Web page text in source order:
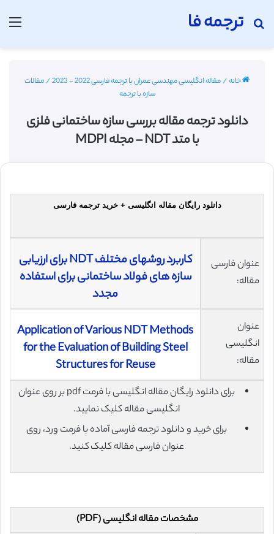
ترجمه فا
جستجو برای
خانه/مقاله انگلیسی مهندسی عمران با ترجمه فارسی 2022 - 2023 /مقالات
سازه با ترجمه
دانلود ترجمه مقاله بررسی سازه ساختمانی فلزی
با متد NDT – مجله MDPI
دانلود رایگان مقاله انگلیسی + خرید ترجمه فارسی
عنوان فارسی
مقاله:
کاربرد روشهای مختلف NDT برای ارزیابی
سازه‌ های فولاد ساختمانی برای استفاده
مجدد
عنوان
انگلیسی
مقاله:
Application of Various NDT Methods
for the Evaluation of Building Steel
Structures for Reuse
برای دانلود رایگان مقاله انگلیسی با فرمت pdf بر روی عنوان
انگلیسی مقاله کلیک نمایید.
برای خرید و دانلود ترجمه فارسی آماده با فرمت ورد، روی
عنوان فارسی مقاله کلیک کنید.
مشخصات مقاله انگلیسی (PDF)